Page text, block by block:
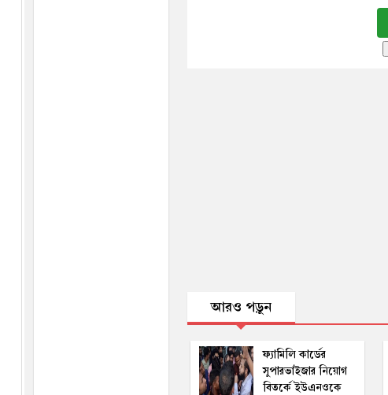
আরও পড়ুন
ফ্যামিলি কার্ডের
সুপারভাইজার নিয়োগ
বিতর্কে ইউএনওকে